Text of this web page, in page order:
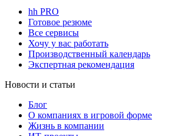
hh PRO
Готовое резюме
Все сервисы
Хочу у вас работать
Производственный календарь
Экспертная рекомендация
Новости и статьи
Блог
О компаниях в игровой форме
Жизнь в компании